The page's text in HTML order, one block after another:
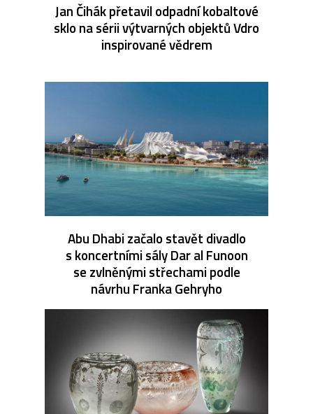
Jan Čihák přetavil odpadní kobaltové
sklo na sérii výtvarných objektů Vdro
inspirované vědrem
Abu Dhabi začalo stavět divadlo
s koncertními sály Dar al Funoon
se zvlněnými střechami podle
návrhu Franka Gehryho